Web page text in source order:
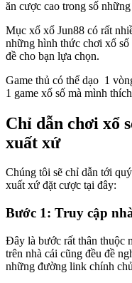
ăn cược cao trong số
Mục xổ xổ Jun88 có rất
những hình thức chơi xổ
đề cho bạn lựa chọn.
Game thủ có thể dạo 1
1 game xổ số mà mình
Chỉ dẫn chơi xổ
xuất xứ
Chúng tôi sẽ chỉ dẫn tới
xuất xứ đặt cược tại đây:
Bước 1: Truy cập
Đây là bước rất thân thuộc
trên nhà cái cũng đều đề
những đường link chính